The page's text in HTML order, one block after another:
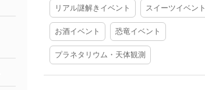
リアル謎解きイベント スイーツイベント
お酒イベント 恐竜イベント
プラネタリウム・天体観測